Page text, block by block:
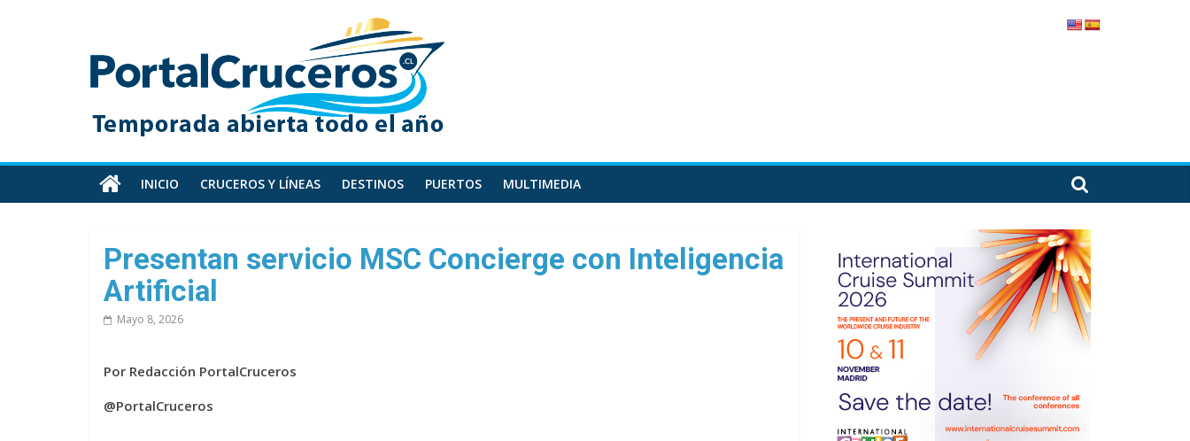
PortalCruceros
Toda
información
cruceros
en
un
sitio
INICIO CRUCEROS Y LÍNEAS DESTINOS PUERTOS MULTIMEDIA
Presentan servicio MSC Concierge con Inteligencia
Artificial
Mayo 8, 2026
Por Redacción PortalCruceros
@PortalCruceros